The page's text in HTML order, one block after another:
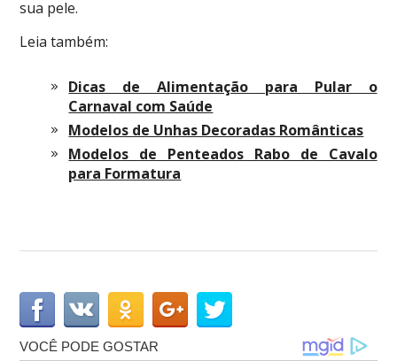
sua pele.
Leia também:
Dicas de Alimentação para Pular o
Carnaval com Saúde
Modelos de Unhas Decoradas Românticas
Modelos de Penteados Rabo de Cavalo
para Formatura